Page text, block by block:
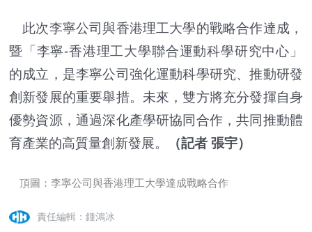
此次李寧公司與香港理工大學的戰略合作達成，
暨「李寧-香港理工大學聯合運動科學研究中心」
的成立，是李寧公司強化運動科學研究、推動研發
創新發展的重要舉措。未來，雙方將充分發揮自身
優勢資源，通過深化產學研協同合作，共同推動體
育產業的高質量創新發展。
（記者 張宇）
頂圖：李寧公司與香港理工大學達成戰略合作
責任編輯：鍾鴻冰